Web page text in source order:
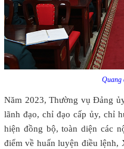
Quang
Năm 2023, Thường vụ Đảng
lãnh đạo, chỉ đạo cấp ủy, chỉ
hiện đồng bộ, toàn diện các
điểm về huấn luyện điều lệnh,